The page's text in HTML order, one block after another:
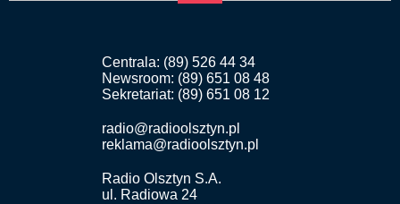
Centrala: (89) 526 44 34
Newsroom: (89) 651 08 48
Sekretariat: (89) 651 08 12
radio@radioolsztyn.pl
reklama@radioolsztyn.pl
Radio Olsztyn S.A.
ul. Radiowa 24